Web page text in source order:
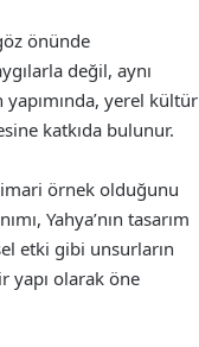
önünde
değil, aynı
yerel kültür
katkıda bulunur.
örnek olduğunu
Yahya’nın tasarım
etki gibi unsurların
yapı olarak öne